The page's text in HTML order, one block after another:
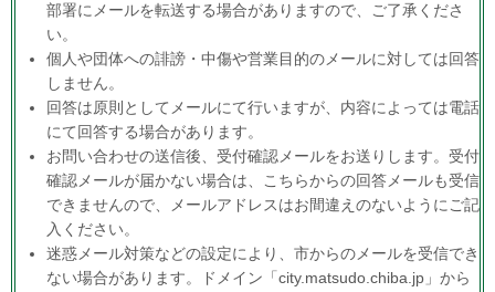
部署にメールを転送する場合がありますので、ご了承くださ
い。
個人や団体への誹謗・中傷や営業目的のメールに対しては回答
しません。
回答は原則としてメールにて行いますが、内容によっては電話
にて回答する場合があります。
お問い合わせの送信後、受付確認メールをお送りします。受付
確認メールが届かない場合は、こちらからの回答メールも受信
できませんので、メールアドレスはお間違えのないようにご記
入ください。
迷惑メール対策などの設定により、市からのメールを受信でき
ない場合があります。ドメイン「city.matsudo.chiba.jp」から